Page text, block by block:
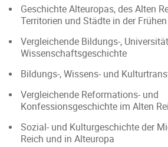
Geschichte Alteuropas, des Alten
Territorien und Städte in der
Vergleichende Bildungs-,
Wissenschaftsgeschichte
Bildungs-, Wissens- und
Vergleichende Reformations- und
Konfessionsgeschichte im Alten
Sozial- und Kulturgeschichte der
Reich und in Alteuropa